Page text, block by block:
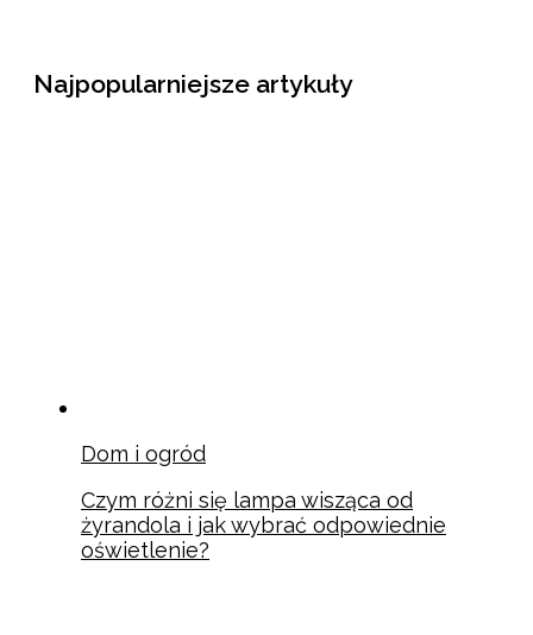
Najpopularniejsze artykuły
Dom i ogród
Czym różni się lampa wisząca od
żyrandola i jak wybrać odpowiednie
oświetlenie?